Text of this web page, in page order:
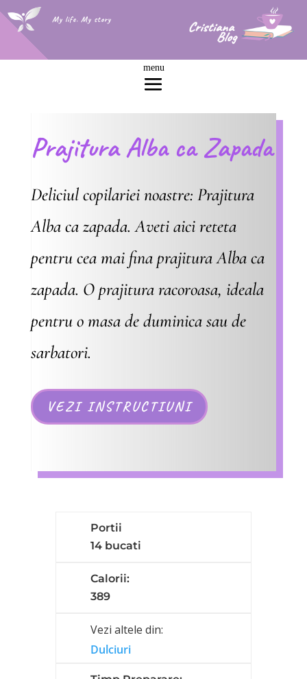
My life. My story
Prajitura Alba ca Zapada
Deliciul copilariei noastre: Prajitura
Alba ca zapada. Aveti aici reteta
pentru cea mai fina prajitura Alba ca
zapada. O prajitura racoroasa, ideala
pentru o masa de duminica sau de
sarbatori.
VEZI INSTRUCTIUNI
Portii
14 bucati
Calorii:
389
Vezi altele din:
Dulciuri